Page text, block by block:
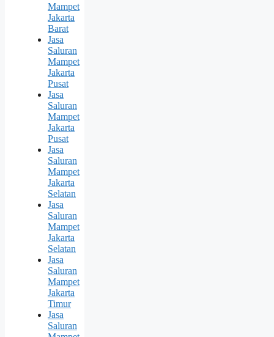
Mampet
Jakarta
Barat
Jasa
Saluran
Mampet
Jakarta
Pusat
Jasa
Saluran
Mampet
Jakarta
Pusat
Jasa
Saluran
Mampet
Jakarta
Selatan
Jasa
Saluran
Mampet
Jakarta
Selatan
Jasa
Saluran
Mampet
Jakarta
Timur
Jasa
Saluran